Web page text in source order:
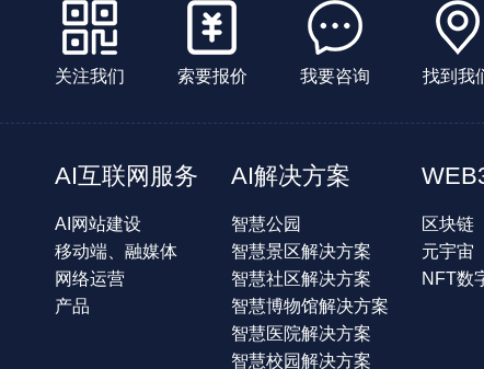
关注我们 索要报价 我要咨询 找到我
AI互联网服务
AI网站建设
移动端、融媒体
网络运营
产品
AI解决方案
智慧公园
智慧景区解决方案
智慧社区解决方案
智慧博物馆解决方案
智慧医院解决方案
智慧校园解决方案
区块链
元宇宙
NFT数